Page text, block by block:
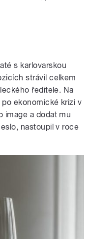
s karlovarskou
strávil celkem
ředitele. Na
ekonomické krizi v
image a dodat mu
nastoupil v roce